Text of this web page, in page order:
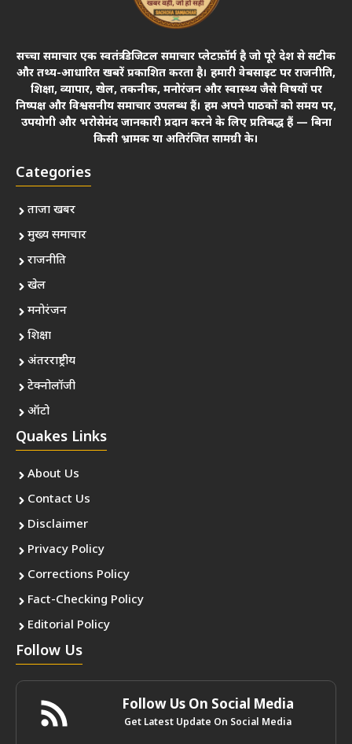
सच्चा समाचार एक स्वतंत्र डिजिटल समाचार प्लेटफ़ॉर्म है जो पूरे देश से सटीक
और तथ्य-आधारित खबरें प्रकाशित करता है। हमारी वेबसाइट पर राजनीति,
शिक्षा, व्यापार, खेल, तकनीक, मनोरंजन और स्वास्थ्य जैसे विषयों पर
निष्पक्ष और विश्वसनीय समाचार उपलब्ध हैं। हम अपने पाठकों को समय पर,
उपयोगी और भरोसेमंद जानकारी प्रदान करने के लिए प्रतिबद्ध हैं — बिना
किसी भ्रामक या अतिरंजित सामग्री के।
Categories
ताजा खबर
मुख्य समाचार
राजनीति
खेल
मनोरंजन
शिक्षा
अंतरराष्ट्रीय
टेक्नोलॉजी
ऑटो
Quakes Links
About Us
Contact Us
Disclaimer
Privacy Policy
Corrections Policy
Fact-Checking Policy
Editorial Policy
Follow Us
Follow Us On Social Media
Get Latest Update On Social Media